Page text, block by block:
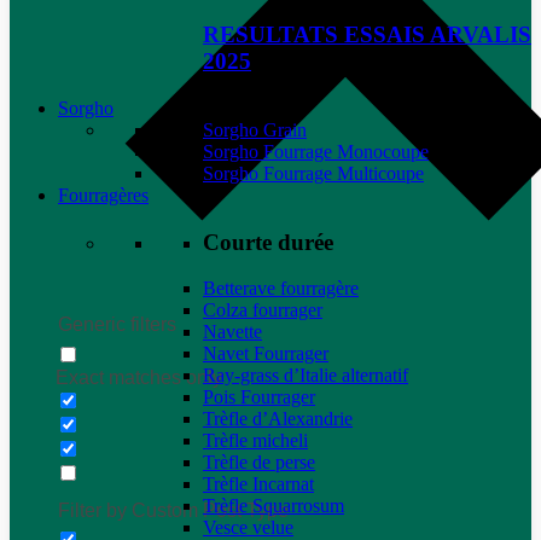
Generic filters
Exact matches only
Filter by Custom Post Type
RESULTATS ESSAIS ARVALIS
2025
Sorgho
Sorgho Grain
Sorgho Fourrage Monocoupe
Sorgho Fourrage Multicoupe
Fourragères
Courte durée
Betterave fourragère
Colza fourrager
Navette
Navet Fourrager
Ray-grass d’Italie alternatif
Pois Fourrager
Trèfle d’Alexandrie
Trèfle micheli
Trèfle de perse
Trèfle Incarnat
Trèfle Squarrosum
Vesce velue